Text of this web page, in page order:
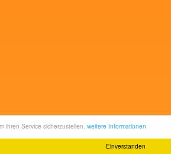
Einverstanden
ihren Service sicherzustellen. weitere Informationen